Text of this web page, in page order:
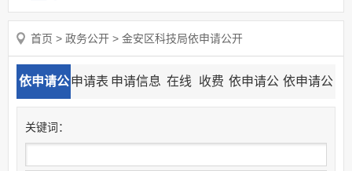
首页 > 政务公开 > 金安区科技局依申请公开
依申请公 申请表 申请信息 在线 收费 依申请公 依申请公
关键词：